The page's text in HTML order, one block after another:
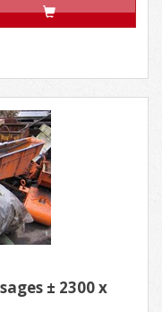
± 2300 x